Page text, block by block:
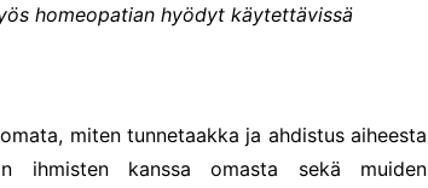
homeopatian hyödyt käytettävissä
miten tunnetaakka ja ahdistus aiheesta
ihmisten kanssa omasta sekä muiden